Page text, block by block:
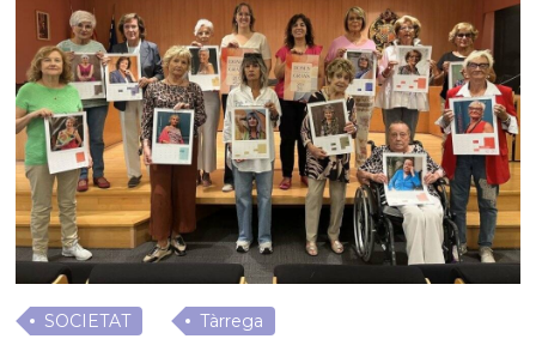
SOCIETAT
Tàrrega